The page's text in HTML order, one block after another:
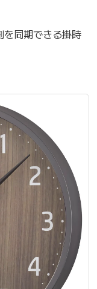
同期できる掛時